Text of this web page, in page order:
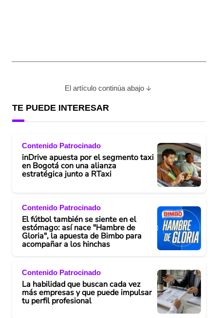
El artículo continúa abajo
TE PUEDE INTERESAR
Contenido Patrocinado
inDrive apuesta por el segmento taxi
en Bogotá con una alianza
estratégica junto a RTaxi
Contenido Patrocinado
El fútbol también se siente en el
estómago: así nace "Hambre de
Gloria", la apuesta de Bimbo para
acompañar a los hinchas
Contenido Patrocinado
La habilidad que buscan cada vez
más empresas y que puede impulsar
tu perfil profesional